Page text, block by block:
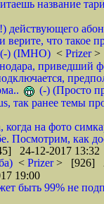
название
действующего
верите, что такое
(-) (IMHO) < Prizer>
приведший
(-) (Просто
так ранее темы
на фото
Посмотрим, как
24-12-2017 13:32
< Prizer> [926]
19:00
быть 99% не